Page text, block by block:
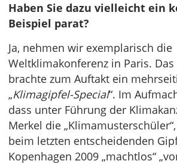
Haben Sie dazu vielleicht ein
Beispiel parat?
Ja, nehmen wir exemplarisch die
Weltklimakonferenz in Paris.
brachte zum Auftakt ein
„Klimagipfel-Special“. Im
dass unter Führung der
Merkel die
beim letzten entscheidenden
Kopenhagen 2009 „machtlos“